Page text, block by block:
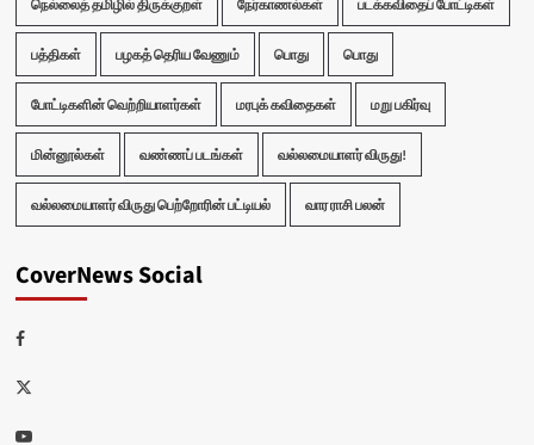
நெல்லைத் தமிழில் திருக்குறள் நேர்காணல்கள் படக்கவிதைப் போட்டிகள்
பத்திகள் பழகத் தெரிய வேணும் பொது பொது
போட்டிகளின் வெற்றியாளர்கள் மரபுக் கவிதைகள் மறு பகிர்வு
மின்னூல்கள் வண்ணப் படங்கள் வல்லமையாளர் விருது!
வல்லமையாளர் விருது பெற்றோரின் பட்டியல் வார ராசி பலன்
CoverNews Social
Facebook
Twitter
Youtube